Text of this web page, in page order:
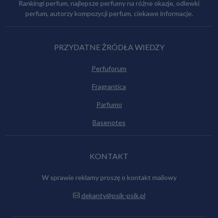
Rankingi perfum, najlepsze perfumy na różne okazje, odlewki
perfum, autorzy kompozycji perfum, ciekawe informacje.
PRZYDATNE ŻRÓDŁA WIEDZY
Perfuforum
Fragrantica
Parfumo
Basenotes
KONTAKT
W sprawie reklamy proszę o kontakt mailowy
dekanty@psik-psik.pl